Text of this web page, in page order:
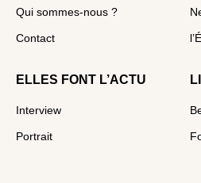
Qui sommes-nous ?
Contact
ELLES FONT L’ACTU
Interview
Portrait